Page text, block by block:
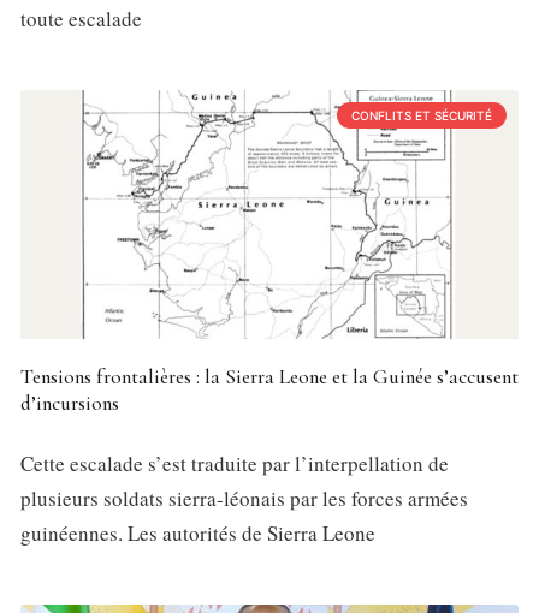
toute escalade
CONFLITS ET SÉCURITÉ
Tensions frontalières : la Sierra Leone et la Guinée s’accusent
d’incursions
Cette escalade s’est traduite par l’interpellation de
plusieurs soldats sierra-léonais par les forces armées
guinéennes. Les autorités de Sierra Leone